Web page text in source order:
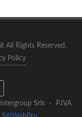
All Rights Reserved.
Policy
Srls ·
P.IVA